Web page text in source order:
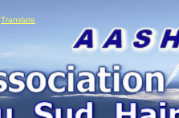
Translate